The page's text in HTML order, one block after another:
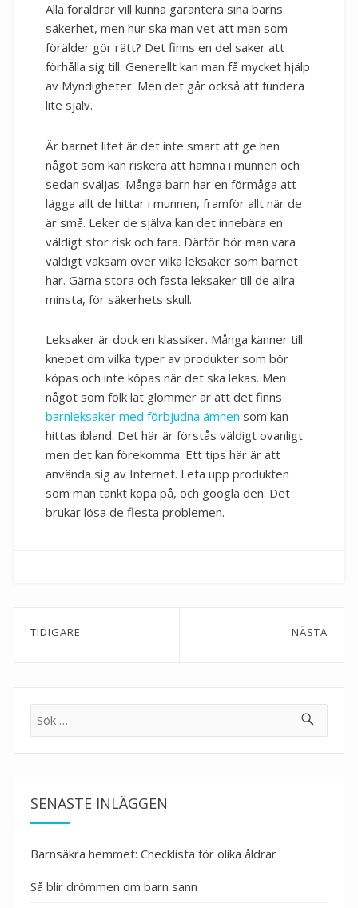
Alla föräldrar vill kunna garantera sina barns
säkerhet, men hur ska man vet att man som
förälder gör rätt? Det finns en del saker att
förhålla sig till. Generellt kan man få mycket hjälp
av Myndigheter. Men det går också att fundera
lite själv.
Är barnet litet är det inte smart att ge hen
något som kan riskera att hamna i munnen och
sedan sväljas. Många barn har en förmåga att
lägga allt de hittar i munnen, framför allt när de
är små. Leker de själva kan det innebära en
väldigt stor risk och fara. Därför bör man vara
väldigt vaksam över vilka leksaker som barnet
har. Gärna stora och fasta leksaker till de allra
minsta, för säkerhets skull.
Leksaker är dock en klassiker. Många känner till
knepet om vilka typer av produkter som bör
köpas och inte köpas när det ska lekas. Men
något som folk lät glömmer är att det finns
barnleksaker med förbjudna ämnen som kan
hittas ibland. Det här är förstås väldigt ovanligt
men det kan förekomma. Ett tips här är att
använda sig av Internet. Leta upp produkten
som man tänkt köpa på, och googla den. Det
brukar lösa de flesta problemen.
Inläggsnavigering
TIDIGARE NÄSTA
SENASTE INLÄGGEN
Barnsäkra hemmet: Checklista för olika åldrar
Så blir drömmen om barn sann